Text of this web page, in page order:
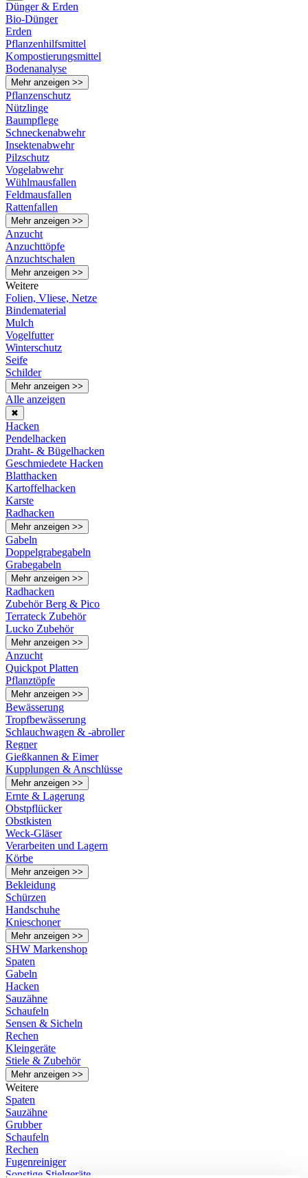
Dünger & Erden
Bio-Dünger
Erden
Pflanzenhilfsmittel
Kompostierungsmittel
Bodenanalyse
Mehr anzeigen >>
Pflanzenschutz
Nützlinge
Baumpflege
Schneckenabwehr
Insektenabwehr
Pilzschutz
Vogelabwehr
Wühlmausfallen
Feldmausfallen
Rattenfallen
Mehr anzeigen >>
Anzucht
Anzuchttöpfe
Anzuchtschalen
Mehr anzeigen >>
Weitere
Folien, Vliese, Netze
Bindematerial
Mulch
Vogelfutter
Winterschutz
Seife
Schilder
Mehr anzeigen >>
Alle anzeigen
✖
Hacken
Pendelhacken
Draht- & Bügelhacken
Geschmiedete Hacken
Blatthacken
Kartoffelhacken
Karste
Radhacken
Mehr anzeigen >>
Gabeln
Doppelgrabegabeln
Grabegabeln
Mehr anzeigen >>
Radhacken
Zubehör Berg & Pico
Terrateck Zubehör
Lucko Zubehör
Mehr anzeigen >>
Anzucht
Quickpot Platten
Pflanztöpfe
Mehr anzeigen >>
Bewässerung
Tropfbewässerung
Schlauchwagen & -abroller
Regner
Gießkannen & Eimer
Kupplungen & Anschlüsse
Mehr anzeigen >>
Ernte & Lagerung
Obstpflücker
Obstkisten
Weck-Gläser
Verarbeiten und Lagern
Körbe
Mehr anzeigen >>
Bekleidung
Schürzen
Handschuhe
Knieschoner
Mehr anzeigen >>
SHW Markenshop
Spaten
Gabeln
Hacken
Sauzähne
Schaufeln
Sensen & Sicheln
Rechen
Kleingeräte
Stiele & Zubehör
Mehr anzeigen >>
Weitere
Spaten
Sauzähne
Grubber
Schaufeln
Rechen
Fugenreiniger
Sonstige Stielgeräte